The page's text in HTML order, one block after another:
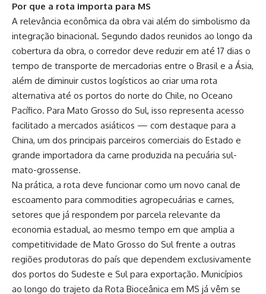
Por que a rota importa para MS
A relevância econômica da obra vai além do simbolismo da
integração binacional. Segundo dados reunidos ao longo da
cobertura da obra, o corredor deve reduzir em até 17 dias o
tempo de transporte de mercadorias entre o Brasil e a Ásia,
além de diminuir custos logísticos ao criar uma rota
alternativa até os portos do norte do Chile, no Oceano
Pacífico. Para Mato Grosso do Sul, isso representa acesso
facilitado a mercados asiáticos — com destaque para a
China, um dos principais parceiros comerciais do Estado e
grande importadora da carne produzida na pecuária sul-
mato-grossense.
Na prática, a rota deve funcionar como um novo canal de
escoamento para commodities agropecuárias e carnes,
setores que já respondem por parcela relevante da
economia estadual, ao mesmo tempo em que amplia a
competitividade de Mato Grosso do Sul frente a outras
regiões produtoras do país que dependem exclusivamente
dos portos do Sudeste e Sul para exportação. Municípios
ao longo do trajeto da Rota Bioceânica em MS já vêm se